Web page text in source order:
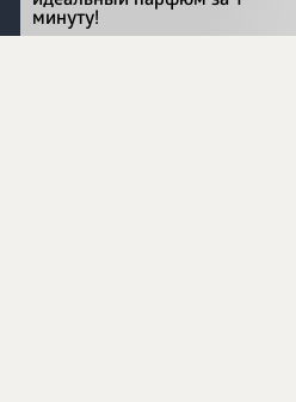
Перейти на сайт
минуту!